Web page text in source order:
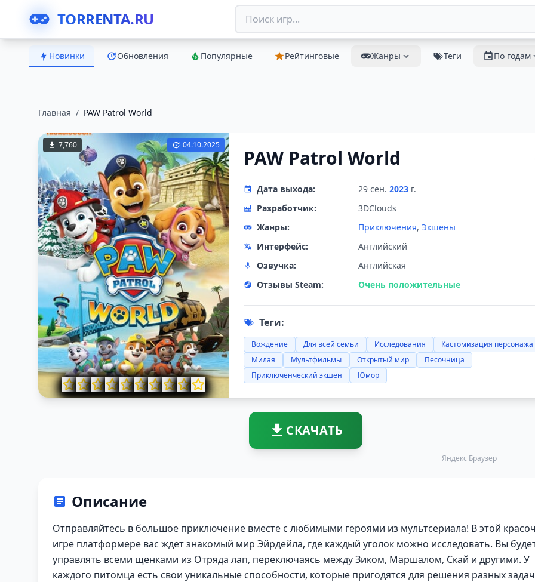
TORRENTA.RU
Новинки Обновления Популярные Рейтинговые Жанры Теги По годам
Главная / PAW Patrol World
7,760 04.10.2025
PAW Patrol World
Дата выхода: 29 сен. 2023 г.
Разработчик:
3DClouds
Жанры:
Приключения, Экшены
Интерфейс:
Английский
Озвучка:
Английская
Отзывы Steam:
Очень положительные
Теги:
Вождение Для всей семьи Исследования
Кастомизация персонажа
Милая
Мультфильмы Открытый мир
Песочница
Приключенческий экшен
Юмор
СКАЧАТЬ
Яндекс Браузер
Описание
Отправляйтесь в большое приключение вместе с любимыми героями из мультсериала! В этой
игре платформере вас ждет знакомый мир Эйрдейла, где каждый уголок можно исследовать. Вы
управлять всеми щенками из Отряда лап, переключаясь между Зиком, Маршалом, Скай и другими. У
каждого питомца есть свои уникальные способности, которые пригодятся для решения разных